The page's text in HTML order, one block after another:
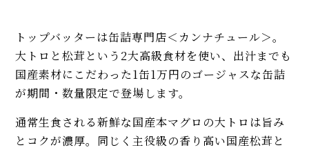
トップバッターは缶詰専門店＜カンナチュール＞。
大トロと松茸という2大高級食材を使い、出汁までも
国産素材にこだわった1缶1万円のゴージャスな缶詰
が期間・数量限定で登場します。
通常生食される新鮮な国産本マグロの大トロは旨み
とコクが濃厚。同じく主役級の香り高い国産松茸と